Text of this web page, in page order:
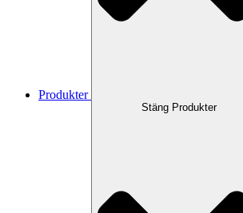
Produkter
Stäng Produkter